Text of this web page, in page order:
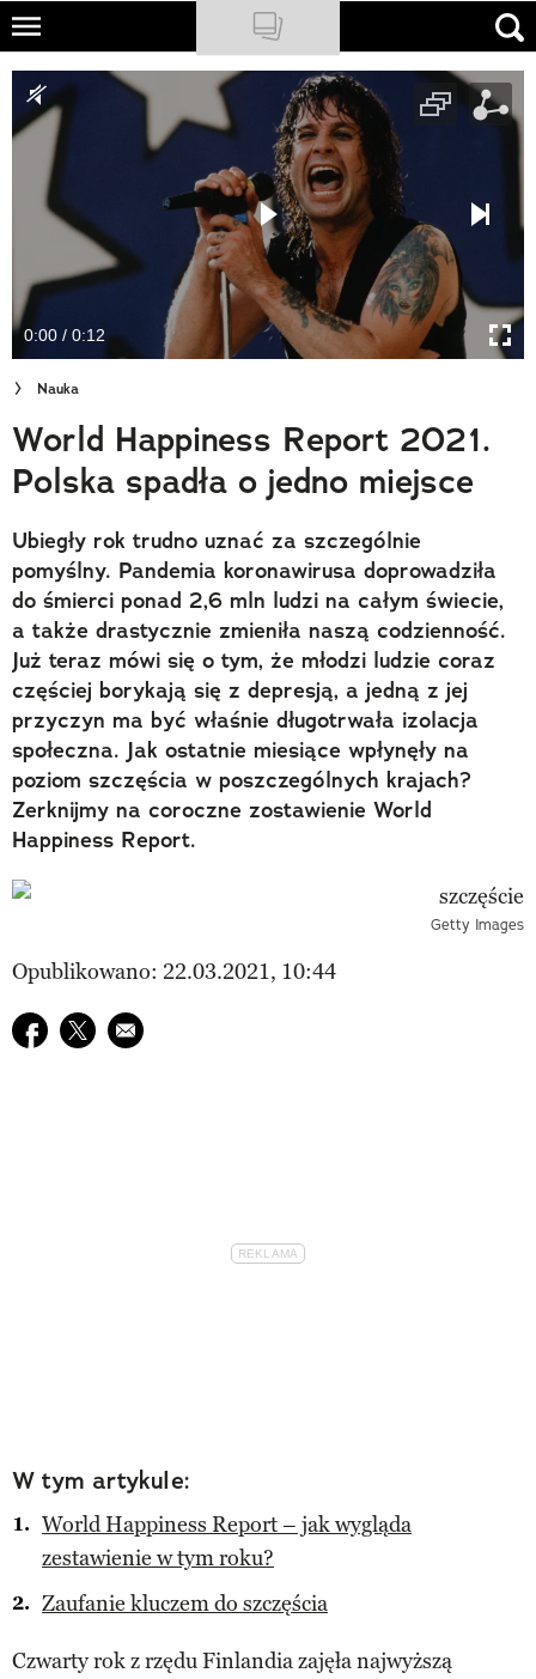
Skip
main
content
NATIONAL GEOGRAPHIC
TRAVELER
PODCASTY
Newsletter
Cuda Polski
Wielki Konkurs Fotograficzny
Trendbook Podróżniczy
Polecane
0:00 / 0:12
Nauka
World Happiness Report 2021.
Polska spadła o jedno miejsce
Ubiegły rok trudno uznać za szczególnie
pomyślny. Pandemia koronawirusa doprowadziła
do śmierci ponad 2,6 mln ludzi na całym świecie,
a także drastycznie zmieniła naszą codzienność.
Już teraz mówi się o tym, że młodzi ludzie coraz
częściej borykają się z depresją, a jedną z jej
przyczyn ma być właśnie długotrwała izolacja
społeczna. Jak ostatnie miesiące wpłynęły na
poziom szczęścia w poszczególnych krajach?
Zerknijmy na coroczne zostawienie World
Happiness Report.
Getty Images
Opublikowano: 22.03.2021, 10:44
Udostępnij na facebook
Udostępnij na twitter
E-mail do przyjaciela
W tym artykule:
World Happiness Report – jak wygląda
zestawienie w tym roku?
Zaufanie kluczem do szczęścia
Czwarty rok z rzędu Finlandia zajęła najwyższą